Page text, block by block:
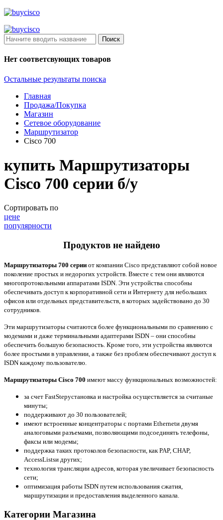
Поиск
Нет соответсвующих товаров
Остальные результаты поиска
Главная
Продажа/Покупка
Магазин
Сетевое оборудование
Маршрутизатор
Cisco 700
купить Маршрутизаторы
Cisco 700 серии б/у
Сортировать по
цене
популярности
Продуктов не найдено
Маршрутизаторы 700 серии от компании Cisco представляют собой новое
поколение простых и недорогих устройств. Вместе с тем они являются
многопротокольными аппаратами ISDN . Эти устройства способны
обеспечивать доступ к корпоративной сети и Интернету для небольших
офисов или отдельных представительств, в которых задействовано до 30
сотрудников.
Эти маршрутизаторы считаются более функциональными по сравнению с
модемами и даже терминальными адаптерами ISDN – они способны
обеспечить большую безопасность. Кроме того, эти устройства являются
более простыми в управлении, а также без проблем обеспечивают доступ к
ISDN каждому пользователю.
Маршрутизаторы Cisco 700 имеют массу функциональных возможностей:
за счет FastStepустановка и настройка осуществляется за считаные
минуты;
поддерживают до 30 пользователей;
имеют встроенные концентраторы с портами Ethernetи двумя
аналоговыми разъемами, позволяющими подсоединять телефоны,
факсы или модемы;
поддержка таких протоколов безопасности, как PAP, CHAP,
AccessListsи других;
технология трансляции адресов, которая увеличивает безопасность
сети;
оптимизация работы ISDN путем использования сжатия,
маршрутизации и предоставления выделенного канала.
Категории Магазина